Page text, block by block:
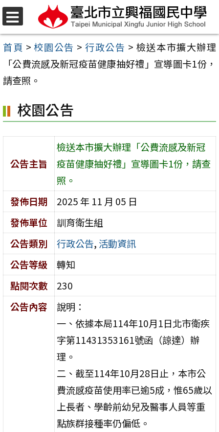
選
單
跳
至
主
內
區
首頁 >校園公告 >行政公告 > 檢送本市擴大辦理
「公費流感及新冠疫苗健康抽好禮」宣導圖卡1份，
請查照。
校園公告
公告主旨
檢送本市擴大辦理「公費流感及新冠
疫苗健康抽好禮」宣導圖卡1份，請查
照。
發佈日期
2025 年 11 月 05 日
發佈單位
訓育衛生組
公告類別
行政公告, 活動資訊
公告等級
轉知
點閱次數
230
公告內容
說明：
一、依據本局114年10月1日北市衛疾
字第11431353161號函（諒達）辦
理。
二、截至114年10月28日止，本市公
費流感疫苗使用率已逾5成，惟65歲以
上長者、學齡前幼兒及醫事人員等重
點族群接種率仍偏低。